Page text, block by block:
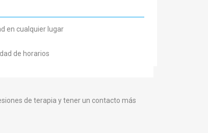
en cualquier lugar
de horarios
de terapia y tener un contacto más